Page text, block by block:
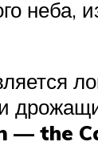
неба,
— the